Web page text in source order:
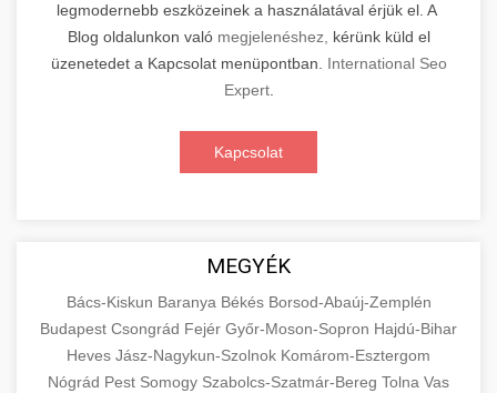
legmodernebb eszközeinek a használatával érjük el. A
Blog oldalunkon való megjelenéshez,
kérünk küld el
üzenetedet a Kapcsolat menüpontban. International Seo
Expert.
Kapcsolat
MEGYÉK
Bács-Kiskun Baranya Békés Borsod-Abaúj-Zemplén
Budapest Csongrád Fejér Győr-Moson-Sopron Hajdú-Bihar
Heves Jász-Nagykun-Szolnok Komárom-Esztergom
Nógrád Pest Somogy Szabolcs-Szatmár-Bereg Tolna Vas